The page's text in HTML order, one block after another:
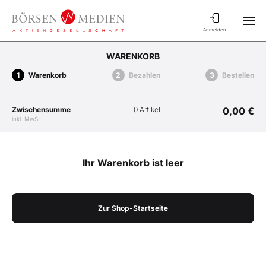
Anmelden
WARENKORB
Warenkorb Bezahlen Bestellen
Zwischensumme
inkl. MwSt.
0 Artikel 0,00 €
Ihr Warenkorb ist leer
Zur Shop-Startseite